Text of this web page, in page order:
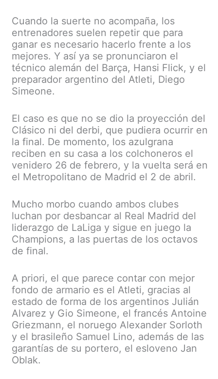
Cuando la suerte no acompaña, los
entrenadores suelen repetir que para
ganar es necesario hacerlo frente a los
mejores. Y así ya se pronunciaron el
técnico alemán del Barça, Hansi Flick, y el
preparador argentino del Atleti, Diego
Simeone.
El caso es que no se dio la proyección del
Clásico ni del derbi, que pudiera ocurrir en
la final. De momento, los azulgrana
reciben en su casa a los colchoneros el
venidero 26 de febrero, y la vuelta será en
el Metropolitano de Madrid el 2 de abril.
Mucho morbo cuando ambos clubes
luchan por desbancar al Real Madrid del
liderazgo de LaLiga y sigue en juego la
Champions, a las puertas de los octavos
de final.
A priori, el que parece contar con mejor
fondo de armario es el Atleti, gracias al
estado de forma de los argentinos Julián
Alvarez y Gio Simeone, el francés Antoine
Griezmann, el noruego Alexander Sorloth
y el brasileño Samuel Lino, además de las
garantías de su portero, el esloveno Jan
Oblak.